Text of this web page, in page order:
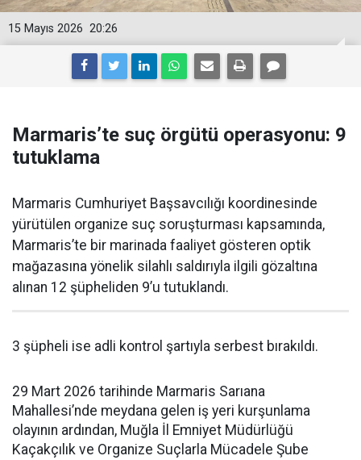
20:26
15 Mayıs 2026
Marmaris’te suç örgütü operasyonu: 9
tutuklama
Marmaris Cumhuriyet Başsavcılığı koordinesinde
yürütülen organize suç soruşturması kapsamında,
Marmaris’te bir marinada faaliyet gösteren optik
mağazasına yönelik silahlı saldırıyla ilgili gözaltına
alınan 12 şüpheliden 9’u tutuklandı.
3 şüpheli ise adli kontrol şartıyla serbest bırakıldı.
29 Mart 2026 tarihinde Marmaris Sarıana
Mahallesi’nde meydana gelen iş yeri kurşunlama
olayının ardından, Muğla İl Emniyet Müdürlüğü
Kaçakçılık ve Organize Suçlarla Mücadele Şube